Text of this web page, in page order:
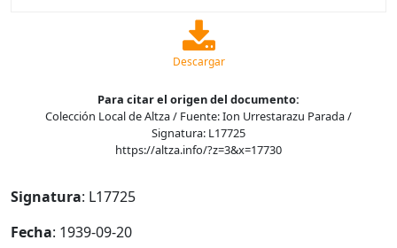
Descargar
Para citar el origen del documento:
Colección Local de Altza / Fuente: Ion Urrestarazu Parada /
Signatura: L17725
https://altza.info/?z=3&x=17730
Signatura: L17725
Fecha: 1939-09-20